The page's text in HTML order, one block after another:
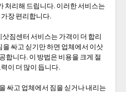
처리해 드립니다. 이러한 서비스는
장 편리합니다.
삿짐센터 서비스는 가격이 더 합리
싸고 싣기만 하면 업체에서 이삿
합니다. 이 방법은 비용을 크게 절
이 더 많이 듭니다.
싸고 업체에서 짐을 싣거나 내리는